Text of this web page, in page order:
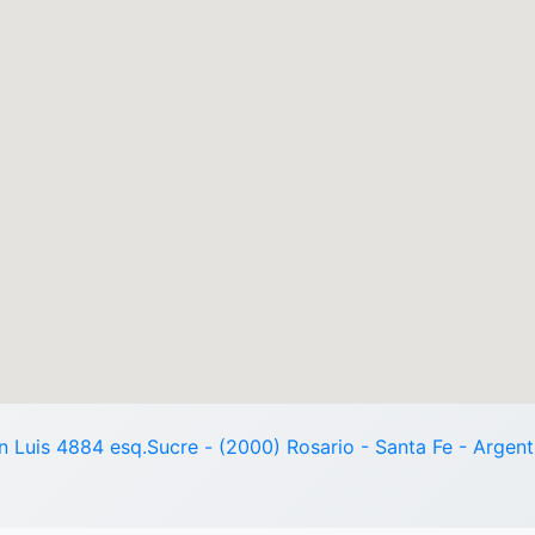
Luis 4884 esq.Sucre - (2000) Rosario - Santa Fe -